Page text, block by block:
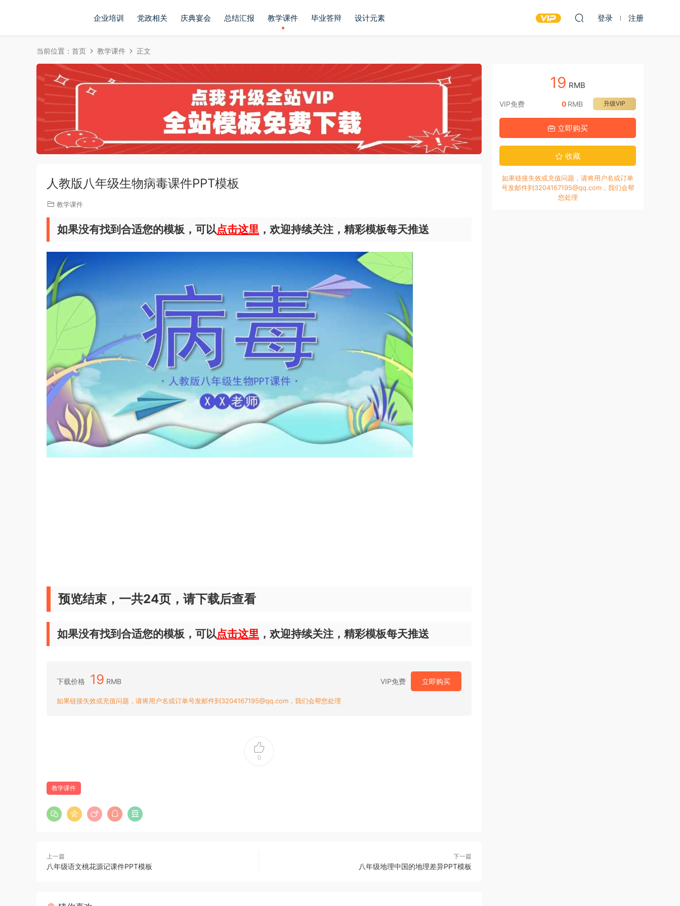
企业培训 党政相关 庆典宴会 总结汇报 教学课件 毕业答辩 设计元素 登录 注册
当前位置： 首页 教学课件 正文
人教版八年级生物病毒课件PPT模板
教学课件
如果没有找到合适您的模板，可以点击这里 ，欢迎持续关注，精彩模板每天推送
预览结束，一共24页，请下载后查看
如果没有找到合适您的模板，可以点击这里 ，欢迎持续关注，精彩模板每天推送
下载价格 19 RMB VIP免费 立即购买
如果链接失效或充值问题，请将用户名或订单号发邮件到3204167195@qq.com，我们会帮您处理
0
教学课件
上一篇
八年级语文桃花源记课件PPT模板
下一篇
八年级地理中国的地理差异PPT模板
19 RMB
VIP免费 升级VIP
0 RMB
立即购买
收藏
如果链接失效或充值问题，请将用户名或订单
号发邮件到3204167195@qq.com，我们会帮
您处理